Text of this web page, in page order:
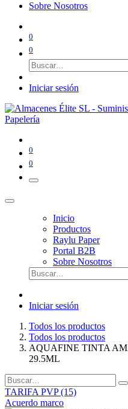
Sobre Nosotros
0
0
Iniciar sesión
0
0
Inicio
Productos
Raylu Paper
Portal B2B
Sobre Nosotros
Iniciar sesión
Todos los productos
Todos los productos
AQUAFINE TINTA
29.5ML
TARIFA PVP (15)
Acuerdo marco